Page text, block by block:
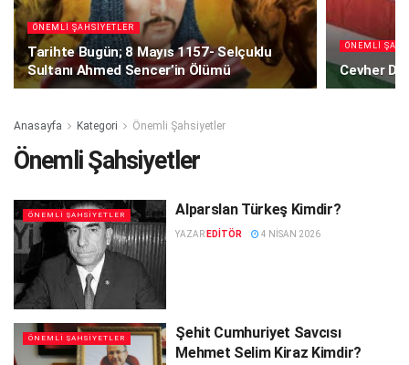
ÖNEMLI ŞAHSIYETLER
Tarihte Bugün; 8 Mayıs 1157- Selçuklu
Sultanı Ahmed Sencer’in Ölümü
ÖNEMLI
Cevher
Anasayfa Kategori Önemli Şahsiyetler
Önemli Şahsiyetler
ÖNEMLI ŞAHSIYETLER Alparslan Türkeş Kimdir?
YAZAR EDITÖR 4 NISAN 2026
ÖNEMLI ŞAHSIYETLER
Şehit Cumhuriyet Savcısı
Mehmet Selim Kiraz Kimdir?